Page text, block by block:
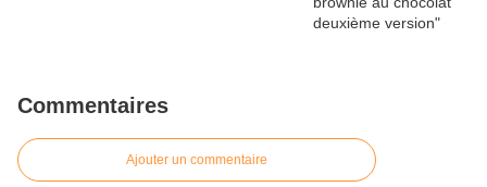
Commentaires
Ajouter un commentaire